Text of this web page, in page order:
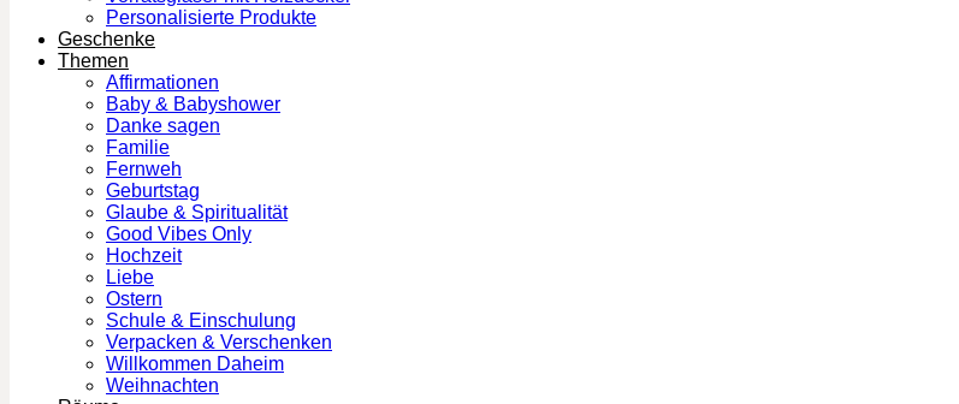
Personalisierte Produkte
Geschenke
Themen
Affirmationen
Baby & Babyshower
Danke sagen
Familie
Fernweh
Geburtstag
Glaube & Spiritualität
Good Vibes Only
Hochzeit
Liebe
Ostern
Schule & Einschulung
Verpacken & Verschenken
Willkommen Daheim
Weihnachten